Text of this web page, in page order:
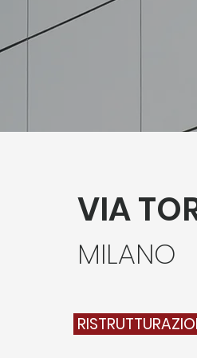
VIA
MILANO